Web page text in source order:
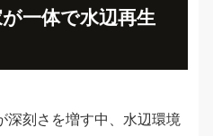
一体で水辺再生
深刻さを増す中、水辺環境